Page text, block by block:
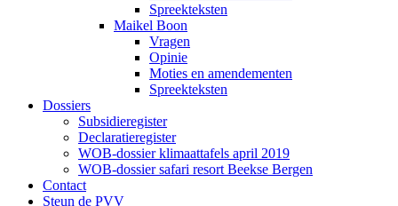
Spreekteksten
Maikel Boon
Vragen
Opinie
Moties en amendementen
Spreekteksten
Dossiers
Subsidieregister
Declaratieregister
WOB-dossier klimaattafels april 2019
WOB-dossier safari resort Beekse Bergen
Contact
Steun de PVV